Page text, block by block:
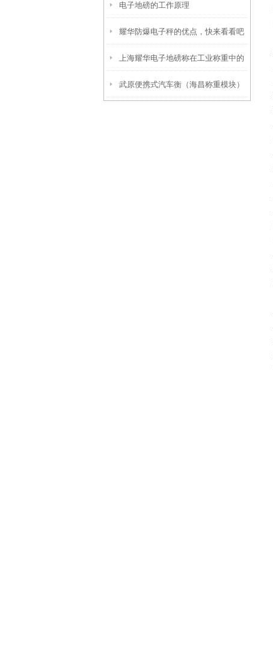
电子地磅的工作原理
耀华防爆电子秤的优点，快来看看吧
上海耀华电子地磅称在工业称重中的
优势
武原便携式汽车衡（海昌称重模块）